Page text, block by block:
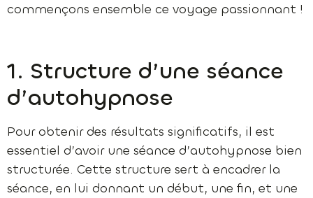
commençons ensemble ce voyage passionnant !
1. Structure d’une séance
d’autohypnose
Pour obtenir des résultats significatifs, il est
essentiel d’avoir une séance d’autohypnose bien
structurée. Cette structure sert à encadrer la
séance, en lui donnant un début, une fin, et une